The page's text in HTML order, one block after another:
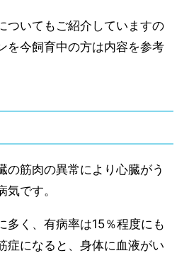
ついてもご紹介していますの
を今飼育中の方は内容を参考
の筋肉の異常により心臓がう
気です。
多く、有病率は15％程度にも
症になると、身体に血液がい